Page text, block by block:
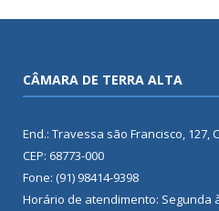
CÂMARA DE TERRA ALTA
End.: Travessa são Francisco, 127,
CEP: 68773-000
Fone: (91) 98414-9398
Horário de atendimento: Segunda